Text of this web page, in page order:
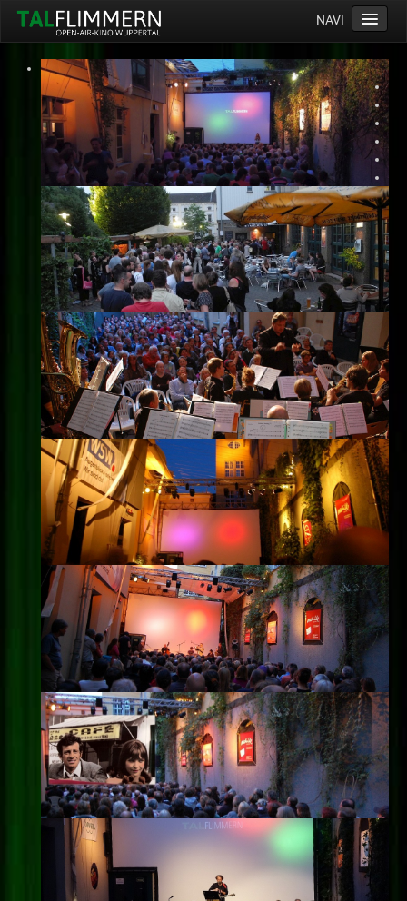
NAVI
Home
Programm
Service
Ticketinfos
Ort
Anreise
Wetter
Kinogutschein
Konzept
Archiv
Kontakt
Impressum
Datenschutz